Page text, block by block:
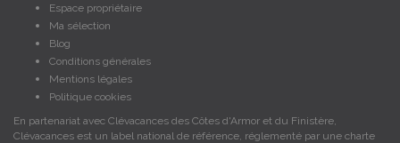
Espace propriétaire
Ma sélection
Blog
Conditions générales
Mentions légales
Politique cookies
En partenariat avec Clévacances des Côtes d'Armor et du Finistère,
Clévacances est un label national de référence, réglementé par une charte